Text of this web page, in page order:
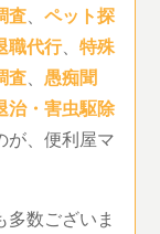
査、ペット探
職代行、特殊
査、愚痴聞
治・害虫駆除
が、便利屋マ
数ございま